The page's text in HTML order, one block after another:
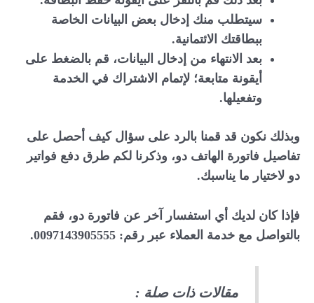
سيتطلب منك إدخال بعض البيانات الخاصة
ببطاقتك الائتمانية.
بعد الانتهاء من إدخال البيانات، قم بالضغط على
أيقونة متابعة؛ لإتمام الاشتراك في الخدمة
وتفعيلها.
وبذلك نكون قد قمنا بالرد على سؤال كيف أحصل على
تفاصيل فاتورة الهاتف دو، وذكرنا لكم طرق دفع فواتير
دو لاختيار ما يناسبك.
فإذا كان لديك أي استفسار آخر عن فاتورة دو، فقم
بالتواصل مع خدمة العملاء عبر رقم: 0097143905555
.
مقالات ذات صلة :